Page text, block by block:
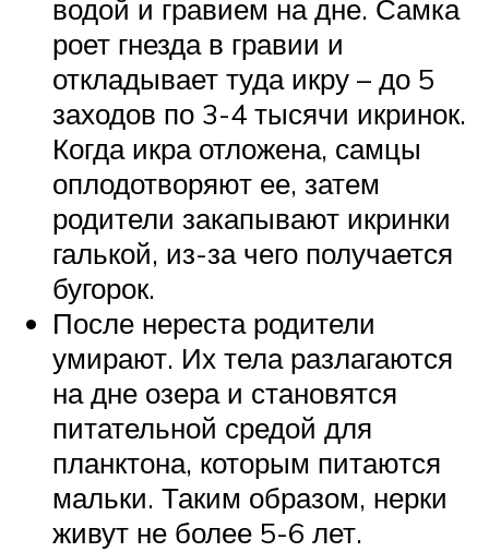
водой и гравием на дне. Самка
роет гнезда в гравии и
откладывает туда икру – до 5
заходов по 3-4 тысячи икринок.
Когда икра отложена, самцы
оплодотворяют ее, затем
родители закапывают икринки
галькой, из-за чего получается
бугорок.
После нереста родители
умирают. Их тела разлагаются
на дне озера и становятся
питательной средой для
планктона, которым питаются
мальки. Таким образом, нерки
живут не более 5-6 лет.